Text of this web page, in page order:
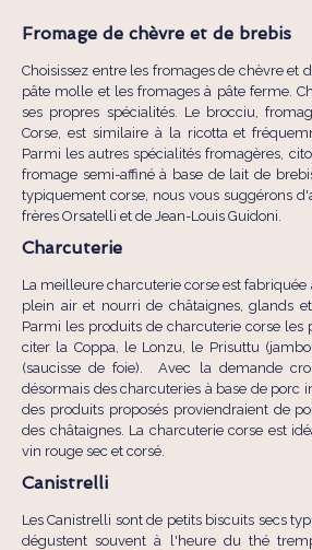
Fromage de chèvre et de brebis
Choisissez entre les fromages de chèvre et
pâte molle et les fromages à pâte ferme.
ses propres spécialités. Le brocciu,
Corse, est similaire à la ricotta et
Parmi les autres spécialités fromagères,
fromage semi-affiné à base de lait de
typiquement corse, nous vous suggérons
frères Orsatelli et de Jean-Louis Guidoni.
Charcuterie
La meilleure charcuterie corse est fabriquée
plein air et nourri de châtaignes, glands
Parmi les produits de charcuterie corse les
citer la Coppa, le Lonzu, le Prisuttu
(saucisse de foie). Avec la demande
désormais des charcuteries à base de porc
des produits proposés proviendraient de
des châtaignes. La charcuterie corse est
vin rouge sec et corsé.
Canistrelli
Les Canistrelli sont de petits biscuits secs
dégustent souvent à l'heure du thé